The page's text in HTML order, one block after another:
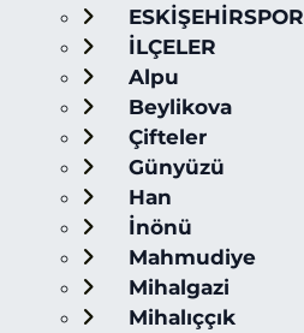
ESKİŞEHİRSPOR
İLÇELER
Alpu
Beylikova
Çifteler
Günyüzü
Han
İnönü
Mahmudiye
Mihalgazi
Mihalıççık